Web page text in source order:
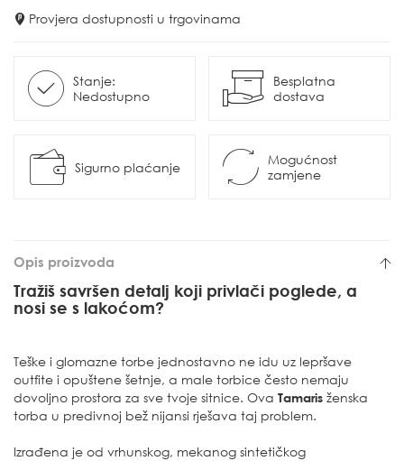
Provjera dostupnosti u trgovinama
Stanje:
Nedostupno
Besplatna
dostava
Sigurno plaćanje
Mogućnost
zamjene
Opis proizvoda
Tražiš savršen detalj koji privlači poglede, a
nosi se s lakoćom?
Teške i glomazne torbe jednostavno ne idu uz lepršave
outfite i opuštene šetnje, a male torbice često nemaju
dovoljno prostora za sve tvoje sitnice. Ova Tamaris ženska
torba u predivnoj bež nijansi rješava taj problem.
Izrađena je od vrhunskog, mekanog sintetičkog